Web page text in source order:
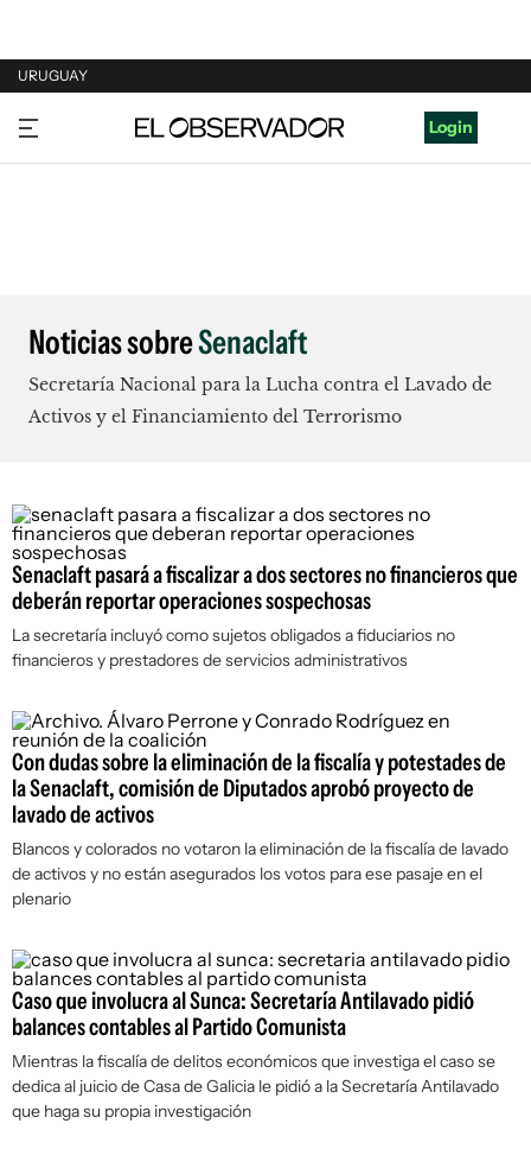
URUGUAY
URUGUAY
ARGENTINA
Login
Noticias sobreSenaclaft
Secretaría Nacional para la Lucha contra el Lavado de
Activos y el Financiamiento del Terrorismo
Senaclaft pasará a fiscalizar a dos sectores no financieros que
deberán reportar operaciones sospechosas
La secretaría incluyó como sujetos obligados a fiduciarios no
financieros y prestadores de servicios administrativos
Con dudas sobre la eliminación de la fiscalía y potestades de
la Senaclaft, comisión de Diputados aprobó proyecto de
lavado de activos
Blancos y colorados no votaron la eliminación de la fiscalía de lavado
de activos y no están asegurados los votos para ese pasaje en el
plenario
Caso que involucra al Sunca: Secretaría Antilavado pidió
balances contables al Partido Comunista
Mientras la fiscalía de delitos económicos que investiga el caso se
dedica al juicio de Casa de Galicia le pidió a la Secretaría Antilavado
que haga su propia investigación